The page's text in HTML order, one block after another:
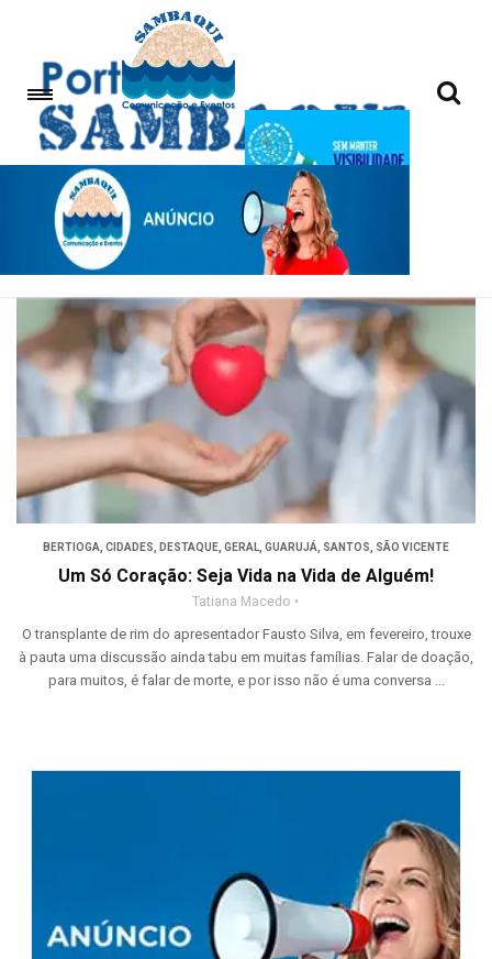
Doação de órgãos
BERTIOGA, CIDADES, DESTAQUE, GERAL, GUARUJÁ, SANTOS, SÃO VICENTE
Um Só Coração: Seja Vida na Vida de Alguém!
Tatiana Macedo
O transplante de rim do apresentador Fausto Silva, em fevereiro, trouxe
à pauta uma discussão ainda tabu em muitas famílias. Falar de doação,
para muitos, é falar de morte, e por isso não é uma conversa ...